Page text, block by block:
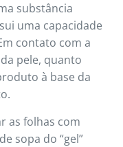
substância
uma capacidade
contato com a
pele, quanto
à base da
as folhas com
sopa do “gel”